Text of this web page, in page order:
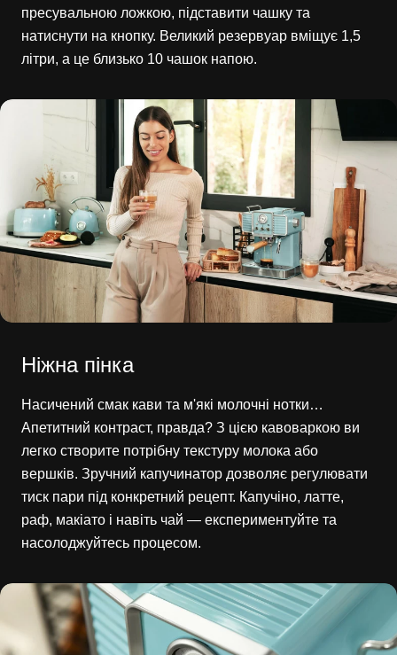
пресувальною ложкою, підставити чашку та
натиснути на кнопку. Великий резервуар вміщує 1,5
літри, а це близько 10 чашок напою.
Ніжна пінка
Насичений смак кави та м'які молочні нотки…
Апетитний контраст, правда? З цією кавоваркою ви
легко створите потрібну текстуру молока або
вершків. Зручний капучинатор дозволяє регулювати
тиск пари під конкретний рецепт. Капучіно, латте,
раф, макіато і навіть чай — експериментуйте та
насолоджуйтесь процесом.